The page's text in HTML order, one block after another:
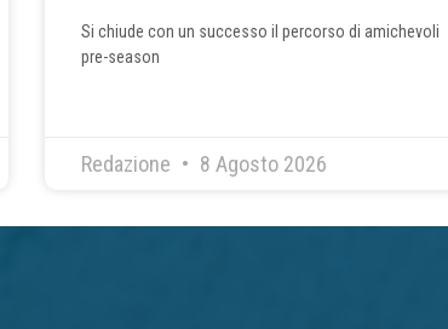
Si chiude con un successo il percorso di amichevoli
pre-season
Redazione 8 Agosto 2026